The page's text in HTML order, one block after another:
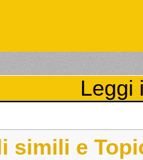
Leggi
simili e